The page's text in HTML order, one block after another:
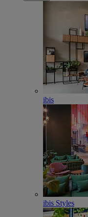
ibis
ibis Styles